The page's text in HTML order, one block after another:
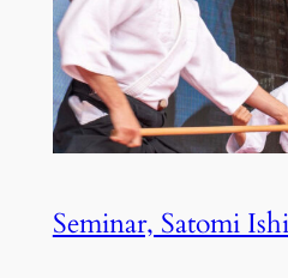
Seminar, Satomi